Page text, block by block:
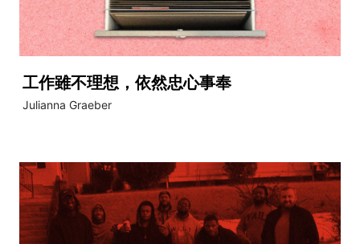
工作雖不理想，依然忠心事奉
Julianna Graeber